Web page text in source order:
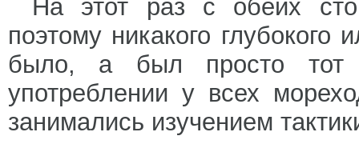
На этот раз с обеих
поэтому никакого глубокого
было, а был просто тот
употреблении у всех
занимались изучением